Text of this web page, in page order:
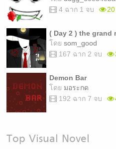
4 ฉาก 1 จบ
20
( Day 2 ) the grand
โดย som_good
167 ฉาก 2 จบ
Demon Bar
โดย มอระกด
192 ฉาก 7 จบ
Top Visual Novel